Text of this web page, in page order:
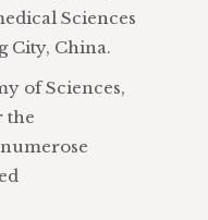
Sciences
City, China.
of Sciences,
the